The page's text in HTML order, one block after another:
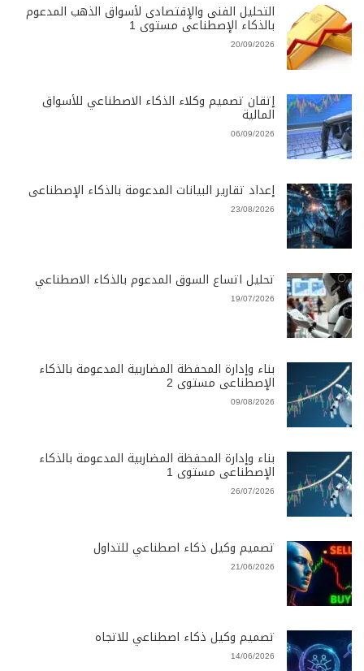
التحليل الفنى والإقتصادى لأسواق الذهب المدعوم
بالذكاء الإصطناعى مستوى 1
20/09/2026
إتقان تصميم وكلاء الذكاء الاصطناعي للأسواق
المالية
06/09/2026
إعداد تقارير البيانات المدعومة بالذكاء الإصطناعى
23/08/2026
تحليل اتساع السوق المدعوم بالذكاء الاصطناعي
19/07/2026
بناء وإدارة المحفظة المضاربية المدعومة بالذكاء
الإصطناعى مستوى 2
09/08/2026
بناء وإدارة المحفظة المضاربية المدعومة بالذكاء
الإصطناعى مستوى 1
26/07/2026
تصميم وكيل ذكاء اصطناعي للتداول
21/06/2026
تصميم وكيل ذكاء اصطناعي للاتجاه
14/06/2026